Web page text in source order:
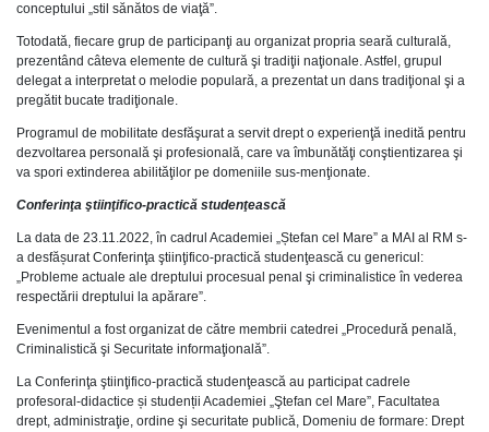
conceptului „stil sănătos de viaţă”.
Totodată, fiecare grup de participanţi au organizat propria seară culturală,
prezentând câteva elemente de cultură şi tradiţii naţionale. Astfel, grupul
delegat a interpretat o melodie populară, a prezentat un dans tradiţional şi a
pregătit bucate tradiţionale.
Programul de mobilitate desfăşurat a servit drept o experienţă inedită pentru
dezvoltarea personală şi profesională, care va îmbunătăţi conştientizarea şi
va spori extinderea abilităţilor pe domeniile sus-menţionate.
Conferinţa ştiinţifico-practică studenţească
La data de 23.11.2022, în cadrul Academiei „Ștefan cel Mare” a MAI al RM s-
a desfășurat Conferinţa ştiinţifico-practică studenţească cu genericul:
„Probleme actuale ale dreptului procesual penal şi criminalistice în vederea
respectării dreptului la apărare”.
Evenimentul a fost organizat de către membrii catedrei „Procedură penală,
Criminalistică şi Securitate informaţională”.
La Conferinţa ştiinţifico-practică studenţească au participat cadrele
profesoral-didactice și studenții Academiei „Ştefan cel Mare”, Facultatea
drept, administraţie, ordine şi securitate publică, Domeniu de formare: Drept